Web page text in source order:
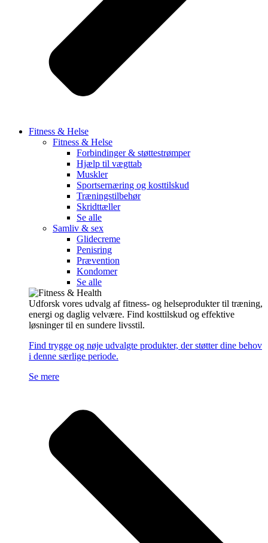
Fitness & Helse
Fitness & Helse
Forbindinger & støttestrømper
Hjælp til vægttab
Muskler
Sportsernæring og kosttilskud
Træningstilbehør
Skridttæller
Se alle
Samliv & sex
Glidecreme
Penisring
Prævention
Kondomer
Se alle
Udforsk vores udvalg af fitness- og helseprodukter til træning,
energi og daglig velvære. Find kosttilskud og effektive
løsninger til en sundere livsstil.
Find trygge og nøje udvalgte produkter, der støtter dine behov
i denne særlige periode.
Se mere